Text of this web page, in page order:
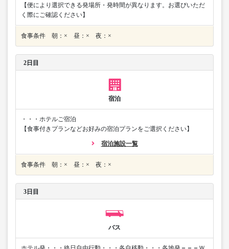
【便により選択できる発場所・発時間が異なります。お選びいただ
く際にご確認ください】
食事条件 朝：× 昼：× 夜：×
2日目
宿泊
・・・ホテルご宿泊
【食事付きプランなどお好みの宿泊プランをご選択ください】
宿泊施設一覧
食事条件 朝：× 昼：× 夜：×
3日目
バス